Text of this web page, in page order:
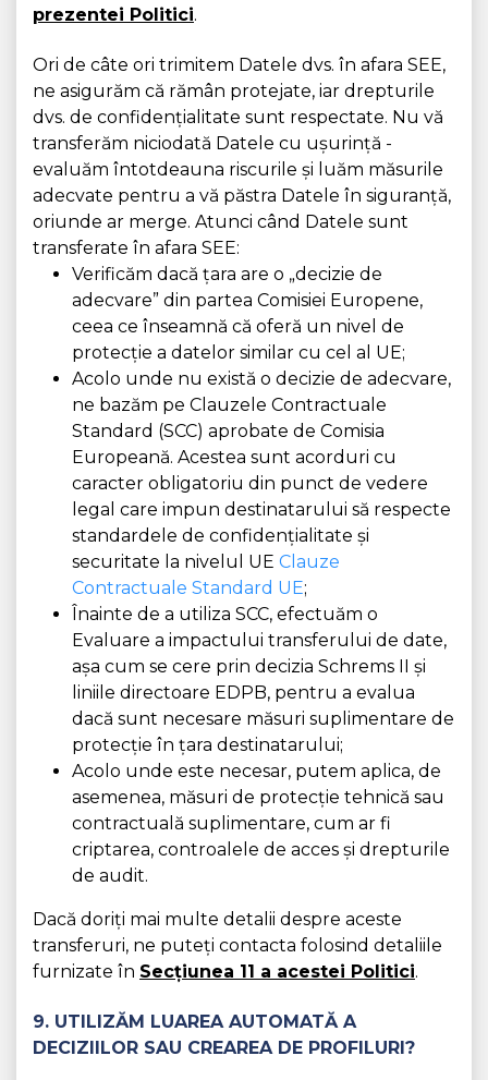
prezentei Politici.
Ori de câte ori trimitem Datele dvs. în afara SEE,
ne asigurăm că rămân protejate, iar drepturile
dvs. de confidențialitate sunt respectate. Nu vă
transferăm niciodată Datele cu ușurință -
evaluăm întotdeauna riscurile și luăm măsurile
adecvate pentru a vă păstra Datele în siguranță,
oriunde ar merge. Atunci când Datele sunt
transferate în afara SEE:
Verificăm dacă țara are o „decizie de
adecvare” din partea Comisiei Europene,
ceea ce înseamnă că oferă un nivel de
protecție a datelor similar cu cel al UE;
Acolo unde nu există o decizie de adecvare,
ne bazăm pe Clauzele Contractuale
Standard (SCC) aprobate de Comisia
Europeană. Acestea sunt acorduri cu
caracter obligatoriu din punct de vedere
legal care impun destinatarului să respecte
standardele de confidențialitate și
securitate la nivelul UE Clauze
Contractuale Standard UE;
Înainte de a utiliza SCC, efectuăm o
Evaluare a impactului transferului de date,
așa cum se cere prin decizia Schrems II și
liniile directoare EDPB, pentru a evalua
dacă sunt necesare măsuri suplimentare de
protecție în țara destinatarului;
Acolo unde este necesar, putem aplica, de
asemenea, măsuri de protecție tehnică sau
contractuală suplimentare, cum ar fi
criptarea, controalele de acces și drepturile
de audit.
Dacă doriți mai multe detalii despre aceste
transferuri, ne puteți contacta folosind detaliile
furnizate în Secțiunea 11 a acestei Politici.
9. UTILIZĂM LUAREA AUTOMATĂ A
DECIZIILOR SAU CREAREA DE PROFILURI?